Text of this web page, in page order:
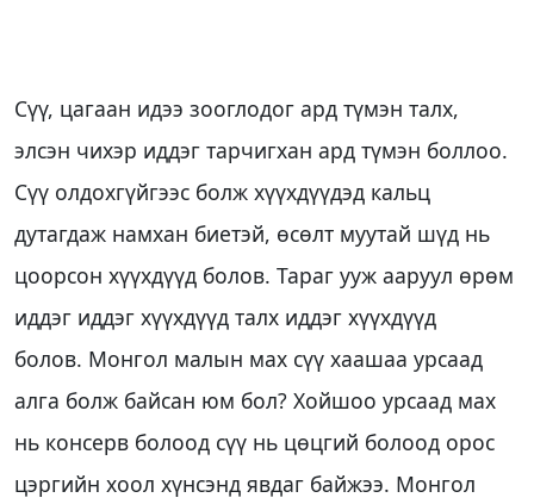
Сүү, цагаан идээ зооглодог ард түмэн талх,
элсэн чихэр иддэг тарчигхан ард түмэн боллоо.
Сүү олдохгүйгээс болж хүүхдүүдэд кальц
дутагдаж намхан биетэй, өсөлт муутай шүд нь
цоорсон хүүхдүүд болов. Тараг ууж ааруул өрөм
иддэг иддэг хүүхдүүд талх иддэг хүүхдүүд
болов. Монгол малын мах сүү хаашаа урсаад
алга болж байсан юм бол? Хойшоо урсаад мах
нь консерв болоод сүү нь цөцгий болоод орос
цэргийн хоол хүнсэнд явдаг байжээ. Монгол